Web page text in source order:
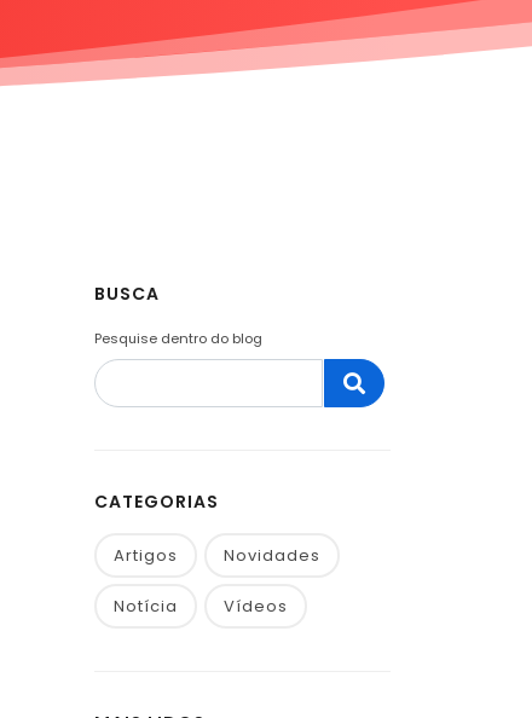
BUSCA
Pesquise dentro do blog
CATEGORIAS
Artigos Novidades
Notícia Vídeos